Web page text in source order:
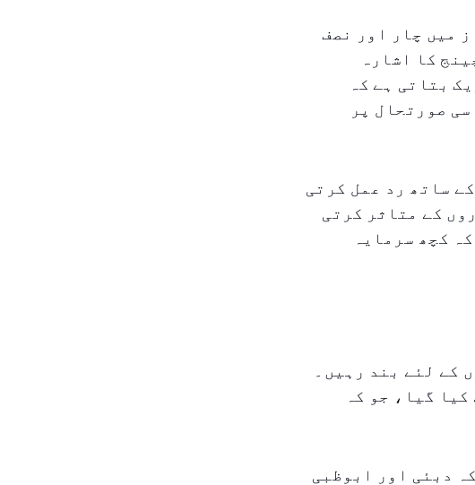
میں چار اور نصف
کا اشارہ
بتاتی ہے کہ
صورتحال پر
ساتھ رد عمل کرتی
کے متاثر کرتی
کچھ سرمایہ
کے لئے بند رہیں۔
گیا، جو کہ
دبئی اور ابوظبی